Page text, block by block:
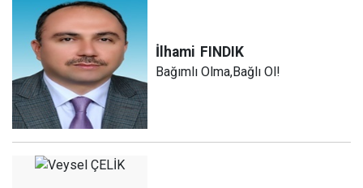
İlhami FINDIK
Bağımlı Olma,Bağlı Ol!